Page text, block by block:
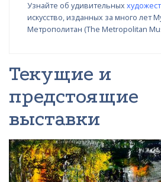
Узнайте об удивительных
искусство, изданных за много лет
Метрополитан (The Metropolitan
Текущие и
предстоящие
выставки